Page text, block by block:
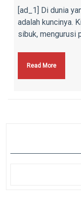
[ad_1] Di dunia
adalah kuncinya.
sibuk, mengurusi
Read More